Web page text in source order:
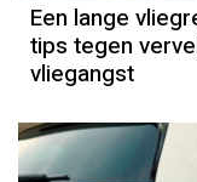
Een lange
tips tegen
vliegangst